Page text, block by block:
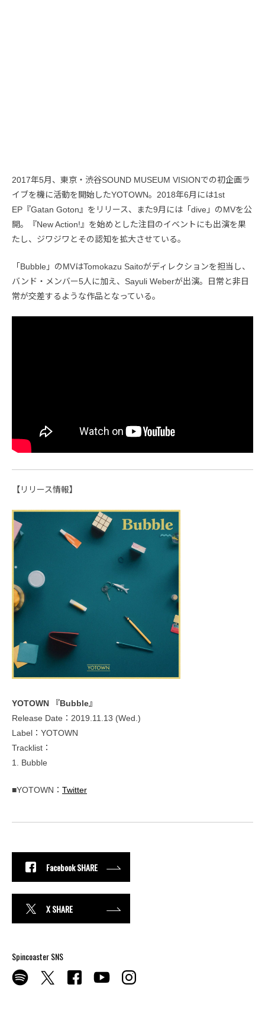
2017年5月、東京・渋谷SOUND MUSEUM VISIONでの初企画ラ
イブを機に活動を開始したYOTOWN。2018年6月には1st
EP『Gatan Goton』をリリース、また9月には「dive」のMVを公
開。『New Action!』を始めとした注目のイベントにも出演を果
たし、ジワジワとその認知を拡大させている。
「Bubble」のMVはTomokazu Saitoがディレクションを担当し、
バンド・メンバー5人に加え、Sayuli Weberが出演。日常と非日
常が交差するような作品となっている。
【リリース情報】
YOTOWN 『Bubble』
Release Date：2019.11.13 (Wed.)
Label：YOTOWN
Tracklist：
1. Bubble
■YOTOWN： Twitter
Facebook SHARE
X SHARE
Spincoaster SNS